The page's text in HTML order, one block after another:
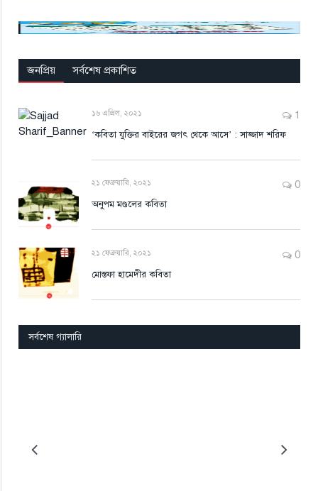
জনপ্রিয় সর্বশেষ প্রকাশিত
১৬ এপ্রিল, ২০২১ 1
‘কবিতা যুক্তির বাইরের জগৎ থেকে আসে’ : সাজ্জাদ শরিফ
২১ ফেব্রুয়ারি, ২০২১ 0
অনুপম মণ্ডলের কবিতা
২১ ফেব্রুয়ারি, ২০২১ 0
মোস্তফা হামেদীর কবিতা
সর্বশেষ গ্যালারি